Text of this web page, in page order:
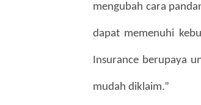
mengubah cara
dapat memenuhi
Insurance berupaya
mudah diklaim.”